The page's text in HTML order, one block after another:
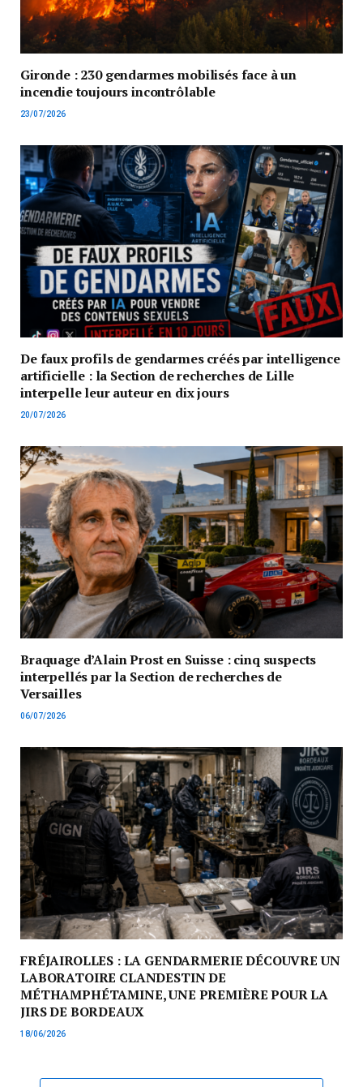
Gironde : 230 gendarmes mobilisés face à un
incendie toujours incontrôlable
23/07/2026
De faux profils de gendarmes créés par intelligence
artificielle : la Section de recherches de Lille
interpelle leur auteur en dix jours
20/07/2026
Braquage d’Alain Prost en Suisse : cinq suspects
interpellés par la Section de recherches de
Versailles
06/07/2026
FRÉJAIROLLES : LA GENDARMERIE DÉCOUVRE UN
LABORATOIRE CLANDESTIN DE
MÉTHAMPHÉTAMINE, UNE PREMIÈRE POUR LA
JIRS DE BORDEAUX
18/06/2026